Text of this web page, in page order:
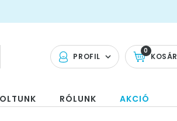
PROFIL KOSÁR
0
RÓLUNK AKCIÓ